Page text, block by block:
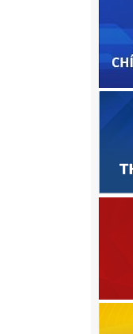
2017
2016
2015
2014
2005